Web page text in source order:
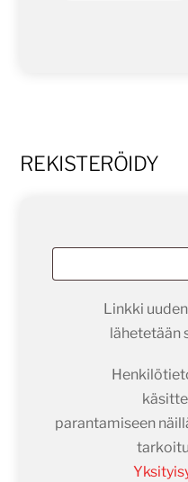
REKISTERÖIDY
Linkki
lähetetään
parantamiseen